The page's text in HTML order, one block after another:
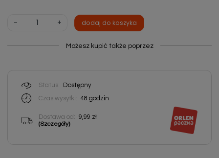
- + dodaj do koszyka
Możesz kupić także poprzez
Status:
Dostępny
Czas wysyłki: 48 godzin
Dostawa od: 9,99 zł
(Szczegóły)